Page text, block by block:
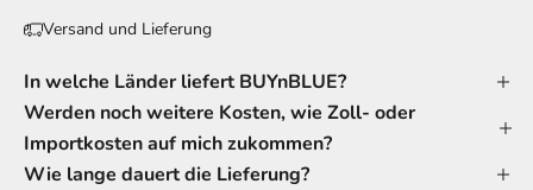
Versand und Lieferung
In welche Länder liefert BUYnBLUE?
Werden noch weitere Kosten, wie Zoll- oder
Importkosten auf mich zukommen?
Wie lange dauert die Lieferung?